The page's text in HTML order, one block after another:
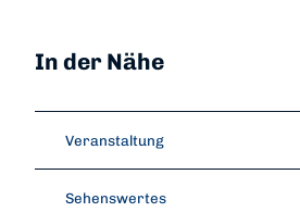
In der Nähe
Veranstaltung
Sehenswertes